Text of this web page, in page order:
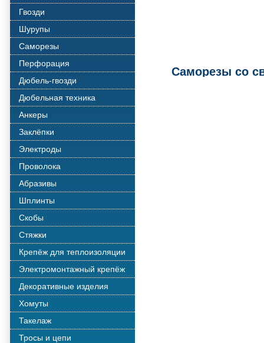
Гвозди
Шурупы
Саморезы
Перфорация
Дюбель-гвозди
Дюбельная техника
Анкеры
Заклёпки
Электроды
Проволока
Абразивы
Шплинты
Скобы
Стяжки
Крепёж для теплоизоляции
Электромонтажный крепёж
Декоративные изделия
Хомуты
Такелаж
Тросы и цепи
Саморезы со